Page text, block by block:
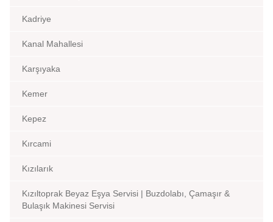
Kadriye
Kanal Mahallesi
Karşıyaka
Kemer
Kepez
Kırcami
Kızılarık
Kızıltoprak Beyaz Eşya Servisi | Buzdolabı, Çamaşır &
Bulaşık Makinesi Servisi